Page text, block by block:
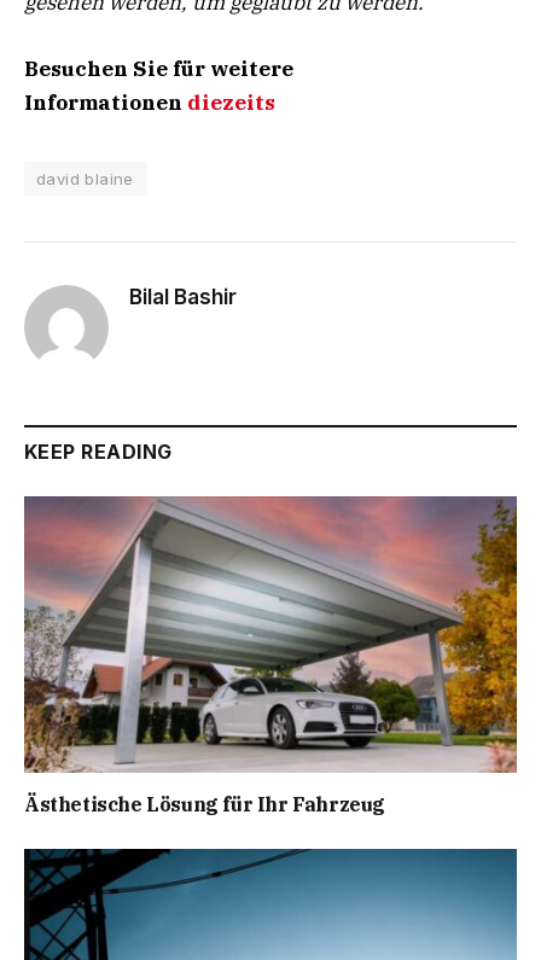
Besuchen Sie für weitere
Informationen diezeits
david blaine
Bilal Bashir
KEEP READING
Ästhetische Lösung für Ihr Fahrzeug